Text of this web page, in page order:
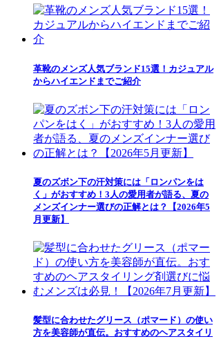
革靴のメンズ人気ブランド15選！カジュアル
からハイエンドまでご紹介
夏のズボン下の汗対策には「ロンパンをは
く」がおすすめ！3人の愛用者が語る、夏の
メンズインナー選びの正解とは？【2026年5
月更新】
髪型に合わせたグリース（ポマード）の使い
方を美容師が直伝。おすすめのヘアスタイリ